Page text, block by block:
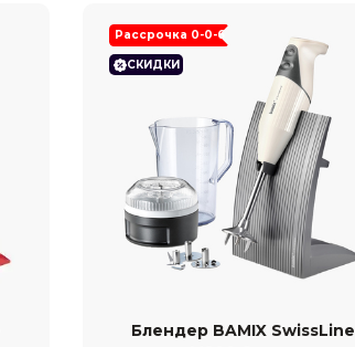
Рассрочка 0-0-6
СКИДКИ
Блендер BAMIX SwissLine